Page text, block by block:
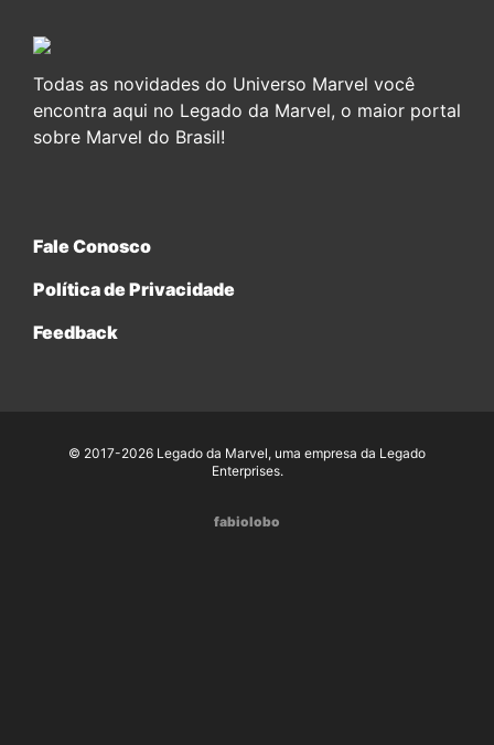
Todas as novidades do Universo Marvel você
encontra aqui no Legado da Marvel, o maior portal
sobre Marvel do Brasil!
Fale Conosco
Política de Privacidade
Feedback
© 2017-2026 Legado da Marvel, uma empresa da Legado
Enterprises.
fabiolobo